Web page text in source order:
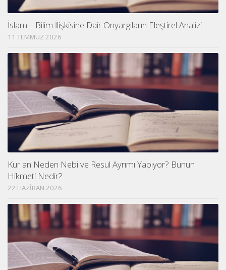
İslam – Bilim İlişkisine Dair Önyargıların Eleştirel Analizi
11 TEMMUZ 2026
Kur an Neden Nebi ve Resul Ayrımı Yapıyor? Bunun
Hikmeti Nedir?
22 HAZIRAN 2026